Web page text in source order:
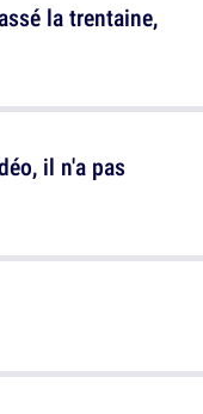
la trentaine,